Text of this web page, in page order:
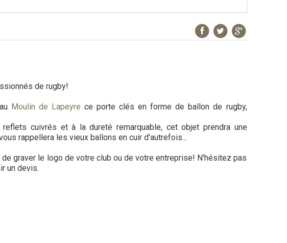
de rugby!
Moulin de Lapeyre ce porte clés en forme de ballon de rugby,
cuivrés et à la dureté remarquable, cet objet prendra une
rappellera les vieux ballons en cuir d'autrefois...
graver le logo de votre club ou de votre entreprise! N'hésitez pas
un devis.